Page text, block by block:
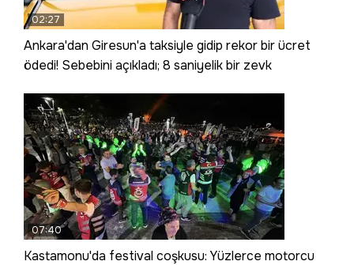
02:27
Ankara'dan Giresun'a taksiyle gidip rekor bir ücret
ödedi! Sebebini açıkladı; 8 saniyelik bir zevk
07:40
Kastamonu'da festival coşkusu: Yüzlerce motorcu